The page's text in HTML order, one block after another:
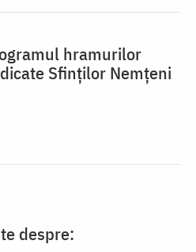
hramurilor
Sfinților Nemțeni
despre: